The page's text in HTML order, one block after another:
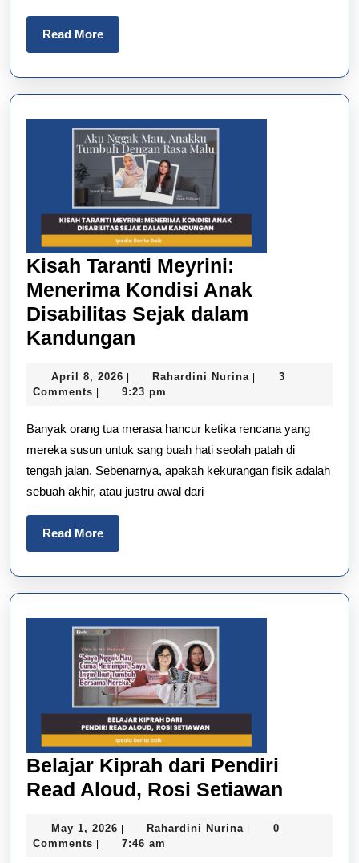
Read MoreRead
More
Kisah Taranti Meyrini:
Menerima Kondisi Anak
Disabilitas Sejak dalam
Kandungan
Meyrini:
Kondisi
Anak
Disabilitas
April 8, 2026 April
8,
Rahardini Nurina Rahardini
3
Comments
9:23 pm
Banyak orang tua merasa hancur ketika rencana yang
mereka susun untuk sang buah hati seolah patah di
tengah jalan. Sebenarnya, apakah kekurangan fisik adalah
sebuah akhir, atau justru awal dari
Read MoreRead
More
Belajar Kiprah dari Pendiri
Read Aloud, Rosi Setiawan
May 1, 2026 May
1,
Rahardini Nurina Rahardini
0
Comments
7:46 am